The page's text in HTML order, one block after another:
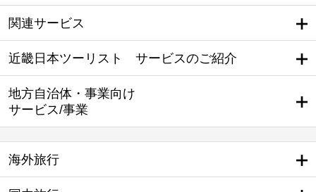
関連サービス
近畿日本ツーリスト サービスのご紹介
地方自治体・事業向け
サービス/事業
海外旅行